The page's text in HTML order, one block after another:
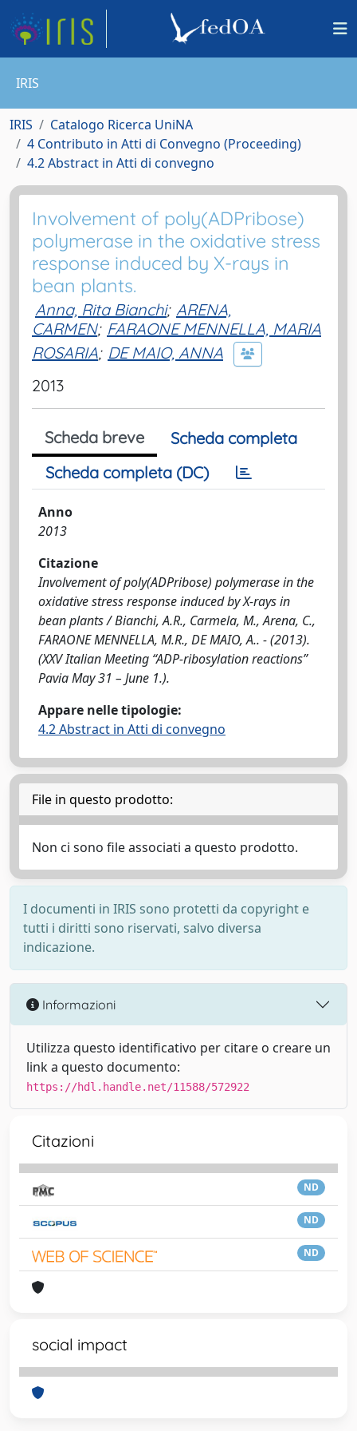
IRIS
IRIS
Catalogo Ricerca UniNA
4 Contributo in Atti di Convegno (Proceeding)
4.2 Abstract in Atti di convegno
Involvement of poly(ADPribose)
polymerase in the oxidative stress
response induced by X-rays in
bean plants.
Anna, Rita Bianchi; ARENA,
CARMEN; FARAONE MENNELLA, MARIA
ROSARIA; DE MAIO, ANNA
2013
Scheda breve
Scheda completa
Scheda completa (DC)
Anno
2013
Citazione
Involvement of poly(ADPribose) polymerase in the
oxidative stress response induced by X-rays in
bean plants / Bianchi, A.R., Carmela, M., Arena, C.,
FARAONE MENNELLA, M.R., DE MAIO, A.. - (2013).
(XXV Italian Meeting “ADP-ribosylation reactions”
Pavia May 31 – June 1.).
Appare nelle tipologie:
4.2 Abstract in Atti di convegno
File in questo prodotto:
Non ci sono file associati a questo prodotto.
I documenti in IRIS sono protetti da copyright e
tutti i diritti sono riservati, salvo diversa
indicazione.
Informazioni
Utilizza questo identificativo per citare o creare un
link a questo documento:
https://hdl.handle.net/11588/572922
Citazioni
ND
ND
ND
social impact